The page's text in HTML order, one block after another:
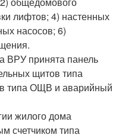
лифтов; 4) настенных
насосов; 6)
ВРУ принята панель
щитов типа
типа ОЩВ и аварийный
жилого дома
счетчиком типа